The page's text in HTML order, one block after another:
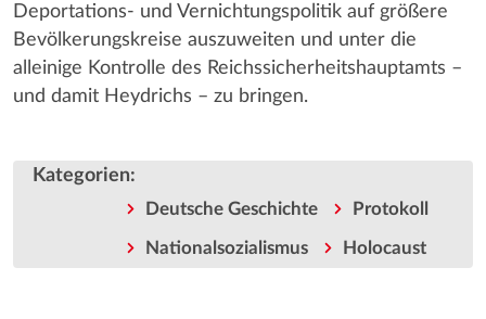
Deportations- und Vernichtungspolitik auf größere
Bevölkerungskreise auszuweiten und unter die
alleinige Kontrolle des Reichssicherheitshauptamts –
und damit Heydrichs – zu bringen.
Kategorien:
Deutsche Geschichte Protokoll
Nationalsozialismus Holocaust